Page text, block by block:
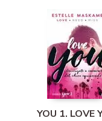
YOU 1. LOVE